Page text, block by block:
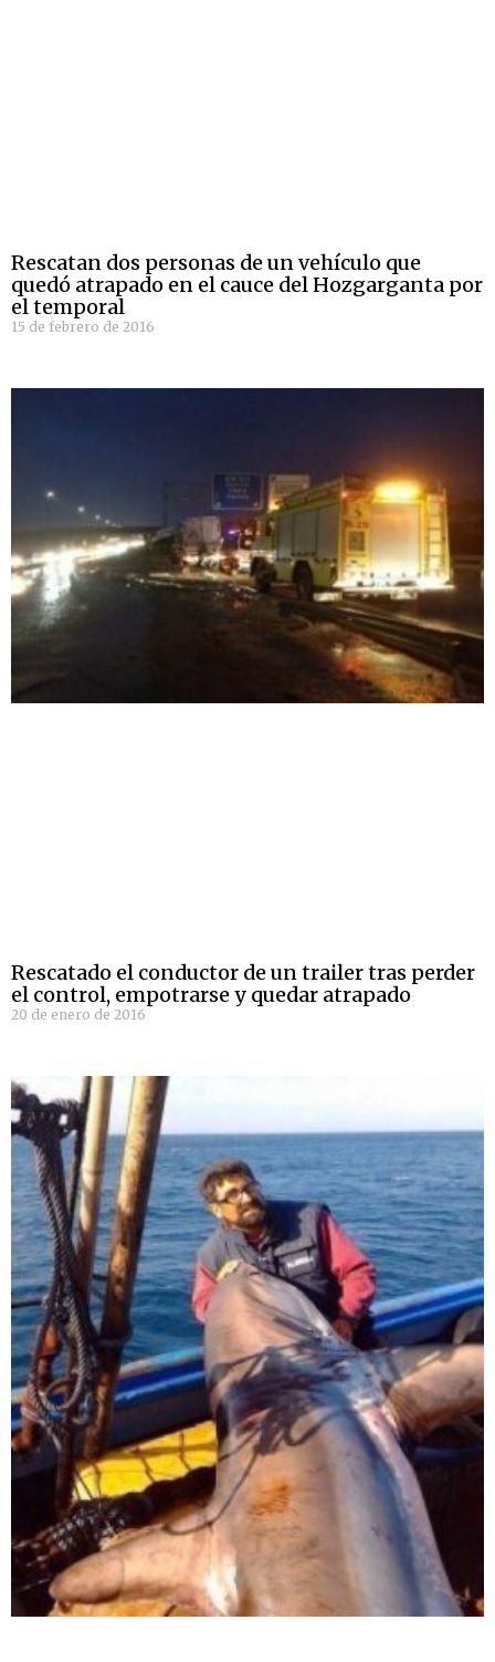
Rescatan dos personas de un vehículo que
quedó atrapado en el cauce del Hozgarganta por
el temporal
15 de febrero de 2016
Rescatado el conductor de un trailer tras perder
el control, empotrarse y quedar atrapado
20 de enero de 2016